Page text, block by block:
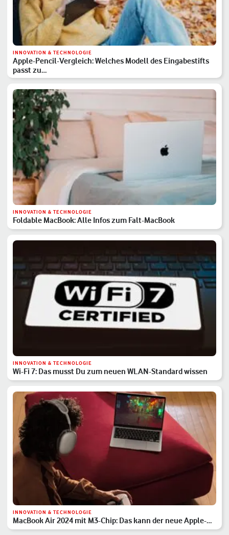
INNOVATION & TECHNOLOGIE
Apple-Pencil-Vergleich: Welches Modell des Eingabestifts
passt zu…
INNOVATION & TECHNOLOGIE
Foldable MacBook: Alle Infos zum Falt-MacBook
INNOVATION & TECHNOLOGIE
Wi-Fi 7: Das musst Du zum neuen WLAN-Standard wissen
INNOVATION & TECHNOLOGIE
MacBook Air 2024 mit M3-Chip: Das kann der neue Apple-
Laptop